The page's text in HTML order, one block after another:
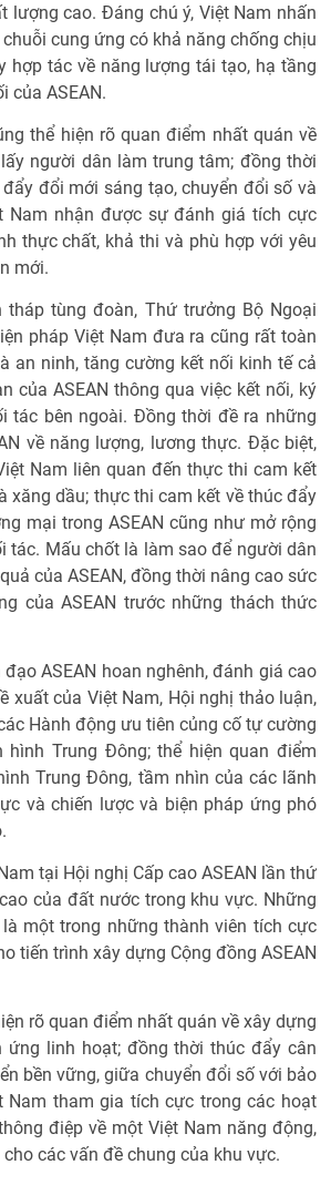
cao. Đáng chú ý, Việt Nam nhấn
cung ứng có khả năng chống chịu
hợp tác về năng lượng tái tạo, hạ tầng
của ASEAN.
thể hiện rõ quan điểm nhất quán về
người dân làm trung tâm; đồng thời
đổi mới sáng tạo, chuyển đổi số và
Nam nhận được sự đánh giá tích cực
thực chất, khả thi và phù hợp với yêu
mới.
tùng đoàn, Thứ trưởng Bộ Ngoại
pháp Việt Nam đưa ra cũng rất toàn
an ninh, tăng cường kết nối kinh tế cả
của ASEAN thông qua việc kết nối, ký
tác bên ngoài. Đồng thời đề ra những
về năng lượng, lương thực. Đặc biệt,
Nam liên quan đến thực thi cam kết
xăng dầu; thực thi cam kết về thúc đẩy
mại trong ASEAN cũng như mở rộng
tác. Mấu chốt là làm sao để người dân
của ASEAN, đồng thời nâng cao sức
của ASEAN trước những thách thức
ASEAN hoan nghênh, đánh giá cao
xuất của Việt Nam, Hội nghị thảo luận,
Hành động ưu tiên củng cố tự cường
Trung Đông; thể hiện quan điểm
Trung Đông, tầm nhìn của các lãnh
và chiến lược và biện pháp ứng phó
tại Hội nghị Cấp cao ASEAN lần thứ
của đất nước trong khu vực. Những
một trong những thành viên tích cực
tiến trình xây dựng Cộng đồng ASEAN
rõ quan điểm nhất quán về xây dựng
ứng linh hoạt; đồng thời thúc đẩy cân
bền vững, giữa chuyển đổi số với bảo
tham gia tích cực trong các hoạt
điệp về một Việt Nam năng động,
các vấn đề chung của khu vực.